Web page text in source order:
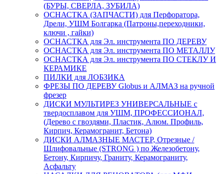
(БУРЫ, СВЕРЛА, ЗУБИЛА)
ОСНАСТКА (ЗАПЧАСТИ) для Перфоратора,
Дрели, УШМ Болгарка (Патроны,переходники,
ключи , гайки)
ОСНАСТКА для Эл. инструмента ПО ДЕРЕВУ
ОСНАСТКА для Эл. инструмента ПО МЕТАЛЛУ
ОСНАСТКА для Эл. инструмента ПО СТЕКЛУ И
КЕРАМИКЕ
ПИЛКИ для ЛОБЗИКА
ФРЕЗЫ ПО ДЕРЕВУ Globus и АЛМАЗ на ручной
фрезер
ДИСКИ МУЛЬТИРЕЗ УНИВЕРСАЛЬНЫЕ с
твердосплавом для УШМ, ПРОФЕССИОНАЛ,
(Дерево с гвоздями, Пластик, Алюм. Профиль,
Кирпич, Керамогранит, Бетона)
ДИСКИ АЛМАЗНЫЕ МАСТЕР, Отрезные /
Шлифовальные (STRONG ) по Железобетону,
Бетону, Кирпичу, Граниту, Керамограниту,
Асфальту